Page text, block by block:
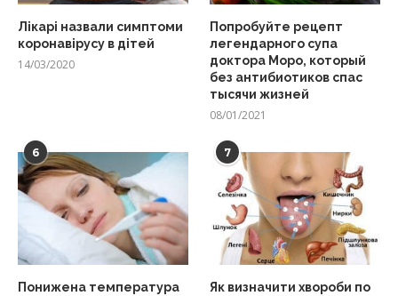
Лікарі назвали симптоми
коронавірусу в дітей
14/03/2020
Попробуйте рецепт
легендарного супа
доктора Моро, который
без антибиотиков спас
тысячи жизней
08/01/2021
6
Понижена температура
7
Як визначити хвороби по